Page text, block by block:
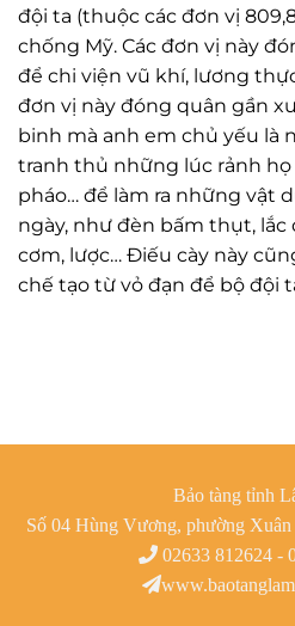
đội ta (thuộc các đơn vị
chống Mỹ. Các đơn vị này
để chi viện vũ khí, lương
đơn vị này đóng quân gần
binh mà anh em chủ yếu là
tranh thủ những lúc rảnh họ
pháo… để làm ra những vật
ngày, như đèn bấm thụt, lắc
cơm, lược… Điếu cày này
chế tạo từ vỏ đạn để bộ đội
Bảo tàng tỉnh
Số 04 Hùng Vương, phường
02633 812624 -